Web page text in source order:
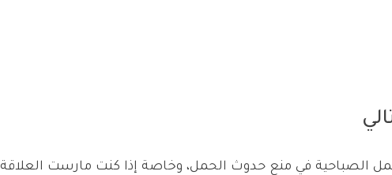
الصباحية في منع حدوث الحمل، وخاصة إذا كنت مارست العلاقة